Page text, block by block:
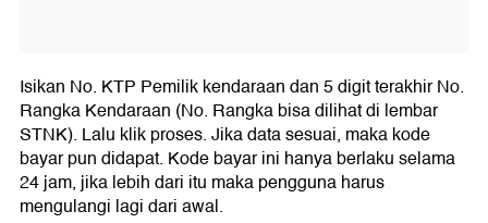
Isikan No. KTP Pemilik kendaraan dan 5 digit terakhir No.
Rangka Kendaraan (No. Rangka bisa dilihat di lembar
STNK). Lalu klik proses. Jika data sesuai, maka kode
bayar pun didapat. Kode bayar ini hanya berlaku selama
24 jam, jika lebih dari itu maka pengguna harus
mengulangi lagi dari awal.